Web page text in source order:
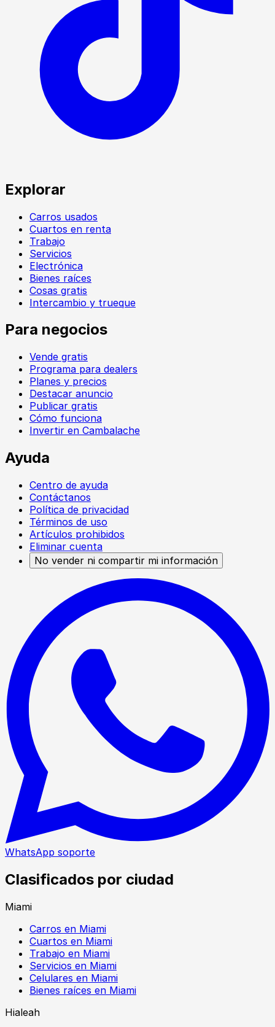
Explorar
Carros usados
Cuartos en renta
Trabajo
Servicios
Electrónica
Bienes raíces
Cosas gratis
Intercambio y trueque
Para negocios
Vende gratis
Programa para dealers
Planes y precios
Destacar anuncio
Publicar gratis
Cómo funciona
Invertir en Cambalache
Ayuda
Centro de ayuda
Contáctanos
Política de privacidad
Términos de uso
Artículos prohibidos
Eliminar cuenta
No vender ni compartir mi información
WhatsApp soporte
Clasificados por ciudad
Miami
Carros en Miami
Cuartos en Miami
Trabajo en Miami
Servicios en Miami
Celulares en Miami
Bienes raíces en Miami
Hialeah